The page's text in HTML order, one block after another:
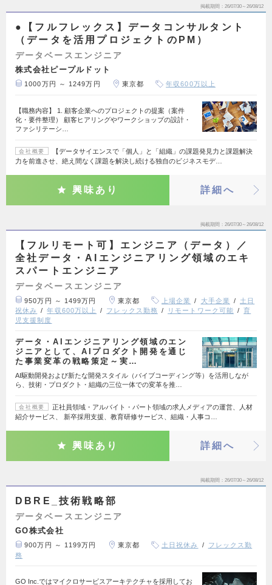
掲載期間 26/07/30～26/08/12
●【フルフレックス】データコンサルタント
（データを活用プロジェクトのPM）
データベースエンジニア
株式会社ピープルドット
1000万円 ～ 1249万円 東京都 年収600万以上
【職務内容】 1. 顧客企業へのプロジェクトの提案（案件
化・要件整理） 顧客ヒアリングやワークショップの設計・
ファシリテーシ…
会社概要
【データサイエンスで「個人」と「組織」の課題発見力と課題解決
力を前進させ、絶え間なく課題を解決し続ける独自のビジネスモデ…
興味あり 詳細へ
掲載期間 26/07/30～26/08/12
【フルリモート可】エンジニア（データ）／
全社データ・AIエンジニアリング領域のエキ
スパートエンジニア
データベースエンジニア
950万円 ～ 1499万円 東京都 上場企業 大手企業
土日
祝休み
年収600万以上 フレックス勤務 リモートワーク可能
育
児支援制度
データ・AIエンジニアリング領域のエン
ジニアとして、AIプロダクト開発を通じ
た事業変革の戦略策定～実…
AI駆動開発および新たな開発スタイル（バイブコーディング等）を活用しなが
ら、技術・プロダクト・組織の三位一体での変革を推…
会社概要
正社員領域・アルバイト・パート領域の求人メディアの運営、人材
紹介サービス、 新卒採用支援、教育研修サービス、組織・人事コ…
興味あり 詳細へ
掲載期間 26/07/30～26/08/12
DBRE_技術戦略部
データベースエンジニア
GO株式会社
900万円 ～ 1199万円 東京都 土日祝休み
フレックス勤
務
GO Inc.ではマイクロサービスアーキテクチャを採用してお